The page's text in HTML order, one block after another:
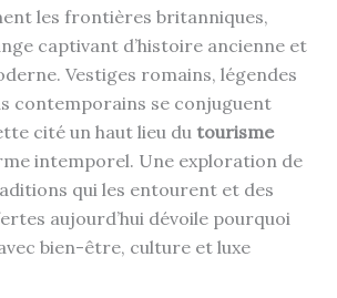
les frontières britanniques,
captivant d’histoire ancienne et
Vestiges romains, légendes
contemporains se conjuguent
cité un haut lieu du tourisme
intemporel. Une exploration de
qui les entourent et des
aujourd’hui dévoile pourquoi
bien-être, culture et luxe